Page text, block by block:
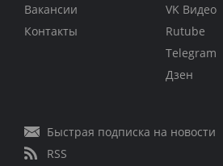
Вакансии
Контакты
VK Видео
Rutube
Telegram
Дзен
Быстрая подписка на новости
RSS